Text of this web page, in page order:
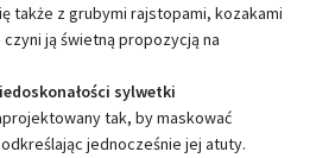
także z grubymi rajstopami, kozakami
ją świetną propozycją na
sylwetki
tak, by maskować
jednocześnie jej atuty.